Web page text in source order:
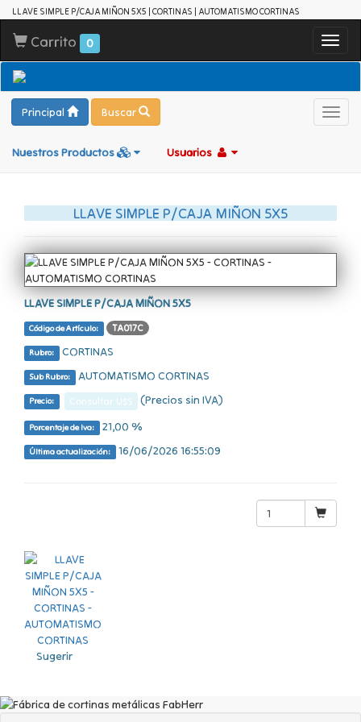
LLAVE SIMPLE P/CAJA MIÑON 5X5 | CORTINAS | AUTOMATISMO CORTINAS
Carrito 0
Principal Buscar
Nuestros Productos Usuarios
LLAVE SIMPLE P/CAJA MIÑON 5X5
LLAVE SIMPLE P/CAJA MIÑON 5X5
Código de Artículo: TA017C
Rubro: CORTINAS
Sub Rubro: AUTOMATISMO CORTINAS
Precio: Consultar U$S (Precios sin IVA)
Porcentaje de Iva: 21,00 %
Última actualización: 16/06/2026 16:55:09
Sugerir